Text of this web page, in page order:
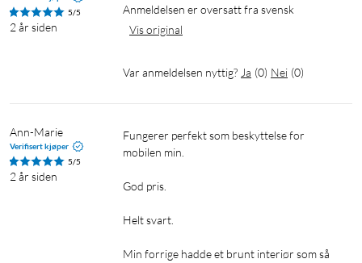
5/5
2 år siden
Anmeldelsen er oversatt fra svensk
Vis original
Var anmeldelsen nyttig? Ja (0) Nei (0)
Ann-Marie
Verifisert kjøper
5/5
2 år siden
Fungerer perfekt som beskyttelse for
mobilen min.
God pris.
Helt svart.
Min forrige hadde et brunt interiør som så